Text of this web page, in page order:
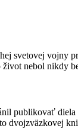
svetovej vojny
život nebol nikdy
publikovať
dvojzväzkovej